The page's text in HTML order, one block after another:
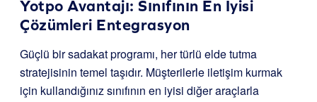
Yotpo Avantajı: Sınıfının En İyisi
Çözümleri Entegrasyon
Güçlü bir sadakat programı, her türlü elde tutma
stratejisinin temel taşıdır. Müşterilerle iletişim kurmak
için kullandığınız sınıfının en iyisi diğer araçlarla